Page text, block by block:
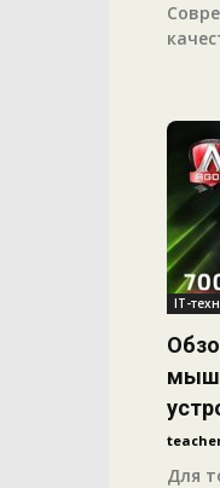
IT-
Для